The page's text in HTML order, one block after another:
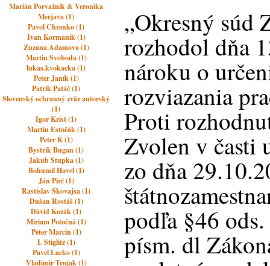
Marián Porvažník & Veronika
Merjava (1)
Pavol Chrenko (1)
Ivan Kormaník (1)
Zuzana Adamova (1)
Martin Svoboda (1)
lukas.kvokacka (1)
Peter Janík (1)
Patrik Patáč (1)
Slovenský ochranný zväz autorský
(1)
Igor Krist (1)
Martin Estočák (1)
Peter K (1)
Bystrik Bugan (1)
Jakub Stupka (1)
Bohumil Havel (1)
Ján Pirč (1)
Rastislav Skovajsa (1)
Dušan Rostáš (1)
Dávid Kozák (1)
Miriam Potočná (1)
Peter Marcin (1)
I. Stiglitz (1)
Pavel Lacko (1)
Vladimir Trojak (1)
„Okresný súd
rozhodol dňa
nároku o
rozviazania
Proti
Zvolen v časti
zo dňa
podľa §46
písm. dl